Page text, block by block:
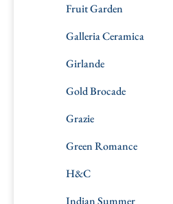
Fruit Garden
Galleria Ceramica
Girlande
Gold Brocade
Grazie
Green Romance
H&C
Indian Summer